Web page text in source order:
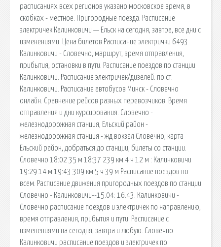
расписаниях всех регионов указано московское время, в
скобках - местное. Пригородные поезда. Расписание
электричек Калинковичи — Ельск на сегодня, завтра, все дни с
изменениями. Цена билетов Расписание электрички 6493
Калинковичи - Словечно, маршрут, время отправления,
прибытия, остановки в пути. Расписание поездов по станции
Калинковичи. Расписание электричек/дизелей. по ст.
Калинковичи. Расписание автобусов Минск - Словечно
онлайн. Сравнение рейсов разных перевозчиков. Время
отправления и дни курсирования. Словечно -
железнодорожная станция, Ельский район -
железнодорожная станция - жд вокзал Словечно, карта
Ельский район, добраться до станции, билеты со станции.
Словечно 18:02 35 м 18:37 239 км 4 ч 12 м : Калинковичи
19:29 14 м 19:43 309 км 5 ч 39 м Расписание поездов по
всем. Расписание движения пригородных поездов по станции
Словечно - Калинковичи--15.04: 16.43. Калинковичи -
Словечно расписание поездов и электричек по направлению,
время отправления, прибытия и пути. Расписание с
изменениями на сегодня, завтра и любую. Словечно -
Калинковичи расписание поездов и электричек по